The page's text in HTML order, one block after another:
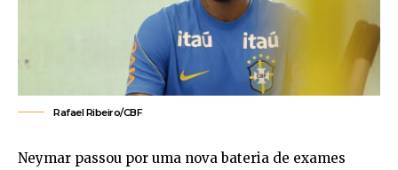
Rafael Ribeiro/CBF
Neymar passou por uma nova bateria de exames